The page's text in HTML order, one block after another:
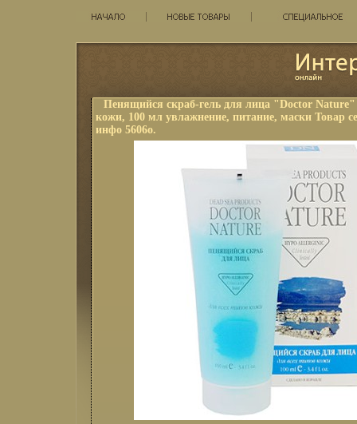
Пенящийся скраб-гель для лица "Doctor Nature"
кожи, 100 мл увлажнение, питание, маски Товар
инфо 5606o.